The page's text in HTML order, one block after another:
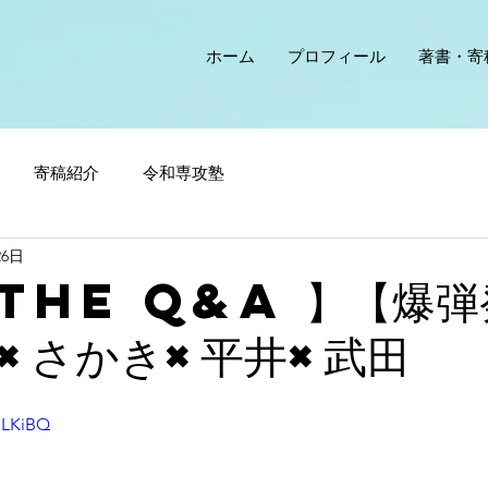
ホーム プロフィール 著書・寄
寄稿紹介 令和専攻塾
The Q&A 】【爆弾
さかき×平井×武田
日